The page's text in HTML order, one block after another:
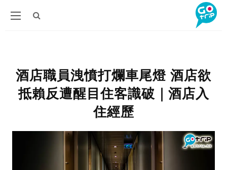
酒店職員洩憤打爛車尾燈 酒店欲
抵賴反遭醒目住客識破｜酒店入
住經歷